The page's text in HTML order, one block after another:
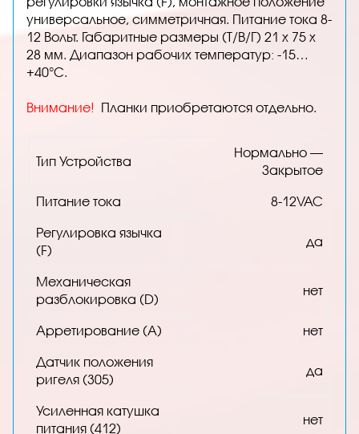
универсальное, симметричная. Питание тока 8-
12 Вольт. Габаритные размеры (Т/В/Г) 21 х 75 х
28 мм. Диапазон рабочих температур: -15…
+40°C.
Внимание! Планки приобретаются отдельно.
Тип Устройства
Нормально —
Закрытое
Питание тока 8-12VAC
Регулировка язычка
(F)
да
Механическая
разблокировка (D)
нет
Арретирование (A) нет
Датчик положения
ригеля (305)
да
Усиленная катушка
питания (412)
нет